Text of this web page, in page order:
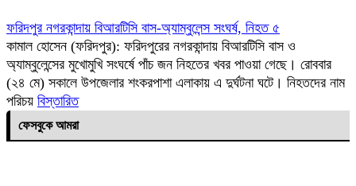
ফরিদপুর নগরকান্দায় বিআরটিসি বাস-অ্যাম্বুলেন্স সংঘর্ষ, নিহত ৫
কামাল হোসেন (ফরিদপুর): ফরিদপুরের নগরকান্দায় বিআরটিসি বাস ও
অ্যাম্বুলেন্সের মুখোমুখি সংঘর্ষে পাঁচ জন নিহতের খবর পাওয়া গেছে। রোববার
(২৪ মে) সকালে উপজেলার শংকরপাশা এলাকায় এ দুর্ঘটনা ঘটে। নিহতদের নাম
পরিচয় বিস্তারিত
ফেসবুকে আমরা